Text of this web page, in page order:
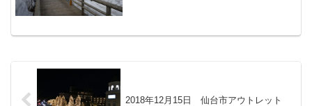
2018年12月15日 仙台市アウトレット